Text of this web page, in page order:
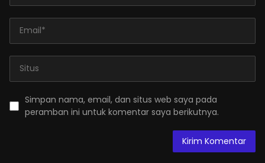
Simpan nama, email, dan situs web saya pada
peramban ini untuk komentar saya berikutnya.